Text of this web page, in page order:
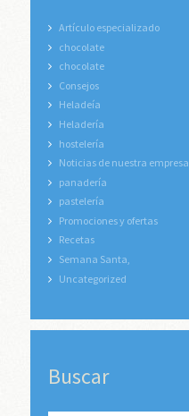
Artículo especializado
chocolate
chocolate
Consejos
Heladeía
Heladería
hostelería
Noticias de nuestra empresa
panadería
pastelería
Promociones y ofertas
Recetas
Semana Santa,
Uncategorized
Buscar